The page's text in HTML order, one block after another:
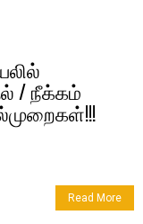
/ நீக்கம்
Read More